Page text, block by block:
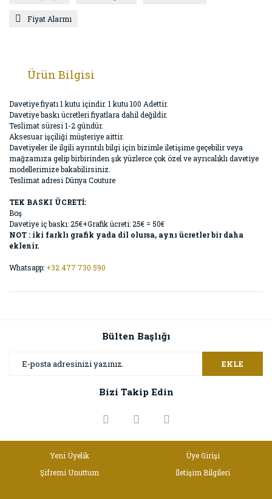
Fiyat Alarmı
Ürün Bilgisi
Davetiye fiyatı 1 kutu içindir. 1 kutu 100 Adettir.
Davetiye baskı ücretleri fiyatlara dahil değildir.
Teslimat süresi 1-2 gündür.
Aksesuar işçiliği müşteriye aittir.
Davetiyeler ile ilgili ayrıntılı bilgi için bizimle iletişime geçebilir veya
mağzamıza gelip birbirinden şık yüzlerce çok özel ve ayrıcalıklı davetiye
modellerimize bakabilirsiniz.
Teslimat adresi Dünya Couture
TEK BASKI ÜCRETİ:
Boş
Davetiye iç baskı: 25€+Grafik ücreti: 25€ = 50€
NOT : iki farklı grafik yada dil olursa, aynı ücretler bir daha
eklenir.
Whatsapp: +32 477 730 590
Bülten Başlığı
EKLE
Bizi Takip Edin
Yeni Üyelik
Üye Girişi
Şifremi Unuttum
İletişim Bilgileri